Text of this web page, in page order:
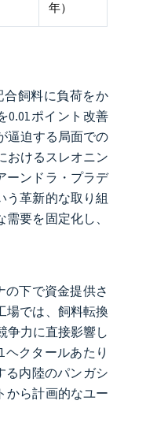
年）
合飼料に負荷をか
0.01ポイント改善
逼迫する局面での
おけるスレオニン
ーンドラ・プラデ
う革新的な取り組
要を固定化し、
の下で資金提供さ
場では、飼料転換
争力に直接影響し
クタールあたり
る内陸のパンガシ
から計画的なユー